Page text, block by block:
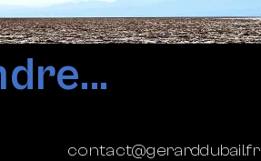
contact@gerarddubail.fr